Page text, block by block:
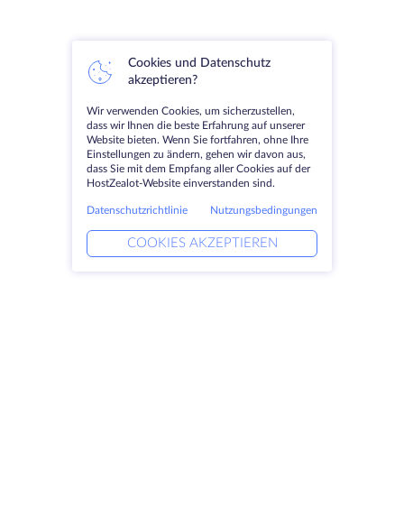
Cookies und Datenschutz
akzeptieren?
Wir verwenden Cookies, um sicherzustellen,
dass wir Ihnen die beste Erfahrung auf unserer
Website bieten. Wenn Sie fortfahren, ohne Ihre
Einstellungen zu ändern, gehen wir davon aus,
dass Sie mit dem Empfang aller Cookies auf der
HostZealot-Website einverstanden sind.
Datenschutzrichtlinie Nutzungsbedingungen
COOKIES AKZEPTIEREN